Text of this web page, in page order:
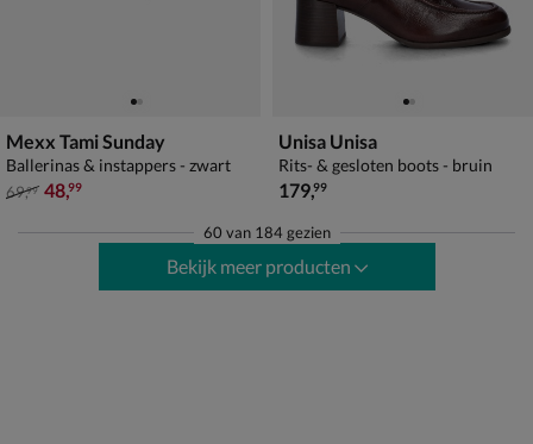
Mexx Tami Sunday
Ballerinas & instappers - zwart
van € 69,99 voor € 48,99
69,99 48,99
Unisa Unisa
Rits- & gesloten boots - bruin
€ 179,99
179,99
60 van 184 gezien
Bekijk meer producten